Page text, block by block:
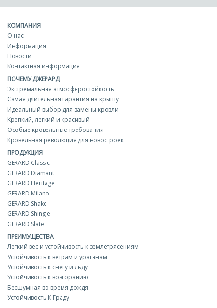
КОМПАНИЯ
О нас
Информация
Новости
Контактная информация
ПОЧЕМУ ДЖЕРАРД
Экстремальная атмосферостойкость
Самая длительная гарантия на крышу
Идеальный выбор для замены кровли
Крепкий, легкий и красивый
Особые кровельные требования
Кровельная революция для новостроек
ПРОДУКЦИЯ
GERARD Classic
GERARD Diamant
GERARD Heritage
GERARD Milano
GERARD Shake
GERARD Shingle
GERARD Slate
ПРЕИМУЩЕСТВА
Легкий вес и устойчивость к землетрясениям
Устойчивость к ветрам и ураганам
Устойчивость к снегу и льду
Устойчивость к возгоранию
Бесшумная во время дождя
Устойчивость К Граду